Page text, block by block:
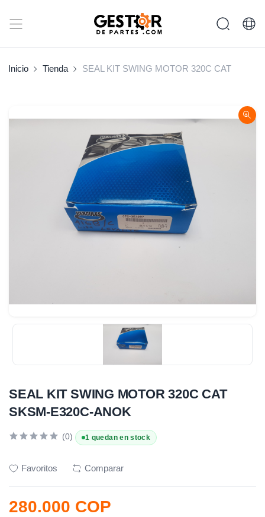
Inicio Tienda SEAL KIT SWING MOTOR 320C CAT
SEAL KIT SWING MOTOR 320C CAT
SKSM-E320C-ANOK
(0) 1 quedan en stock
Favoritos Comparar
280.000 COP